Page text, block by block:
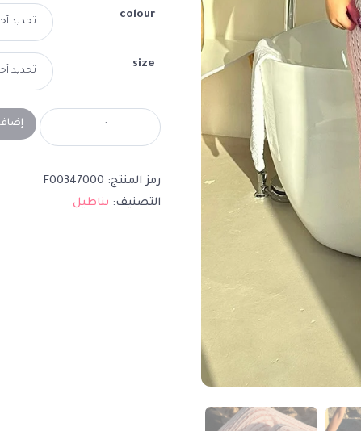
colour
size
رمز المنتج: F00347000
التصنيف: بناطيل